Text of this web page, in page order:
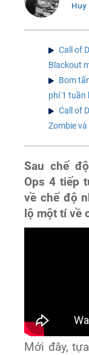
Huy
Call of
Blackout
Bom
phí 1 tuần
Call of
Zombie
Sau chế
Ops 4 tiếp
về chế độ
lộ một tí về
Mới đây,